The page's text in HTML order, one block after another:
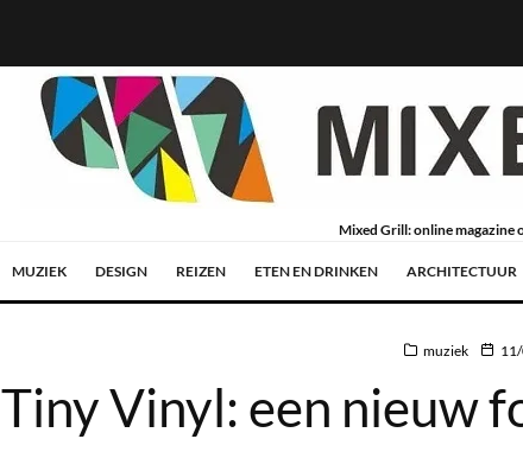
Mixed Grill: online magazine
MUZIEK DESIGN REIZEN ETEN EN DRINKEN ARCHITECTUUR
muziek
Tiny Vinyl: een nieuw